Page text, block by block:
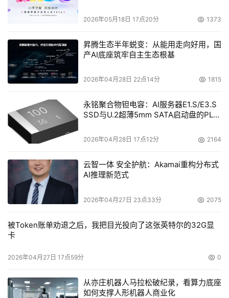
2026年05月18日 17点20分 1373
昇腾生态半年蜕变：从能用走向好用，国
产AI底座筑牢自主生态根基
2026年04月28日 22点14分 1815
永铭聚合物钽电容：AI服务器E1.S/E3.S
SSD与U.2超薄5mm SATA启动盘的PLP
2026年04月28日 17点12分 2164
云智一体 安全护航：Akamai重构分布式
AI推理新范式
2026年04月27日 23点33分 2075
被Token账单劝退之后，我把目光投向了这张英特尔的32G显
卡
2026年04月27日 17点59分 0
从亦庄机器人马拉松破纪录，看算力底座
如何支撑人形机器人商业化